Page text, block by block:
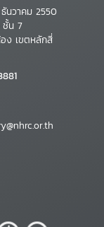
นวาคม 2550
ชั้น 7
ง เขตหลักสี่